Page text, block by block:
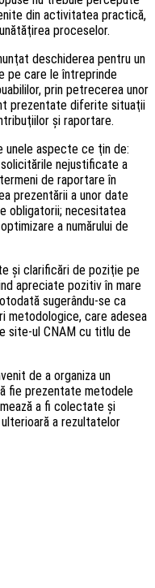
din activitatea practică,
proceselor.
deschiderea pentru un
pe care le întreprinde
prin petrecerea unor
prezentate diferite situaţii
şi raportare.
unele aspecte ce ţin de:
nejustificate a
de raportare în
prezentării a unor date
obligatorii; necesitatea
a numărului de
şi clarificări de poziţie pe
apreciate pozitiv în mare
sugerându-se ca
metodologice, care adesea
site-ul CNAM cu titlu de
de a organiza un
fie prezentate metodele
a fi colectate şi
a rezultatelor